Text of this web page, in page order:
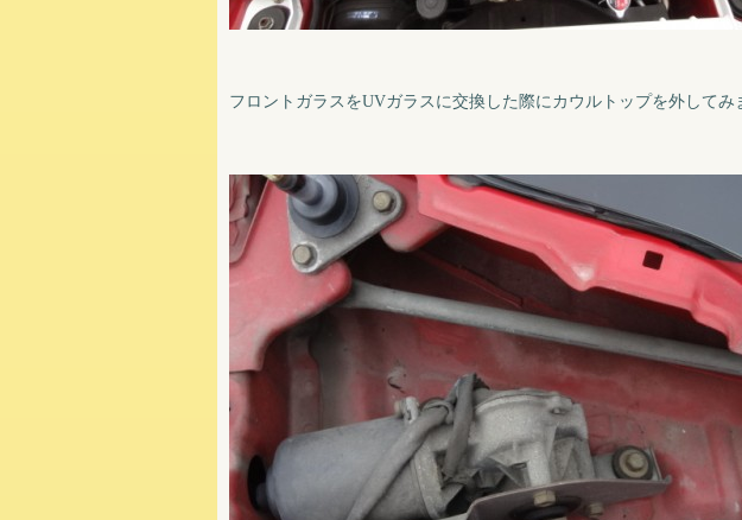
フロントガラスをUVガラスに交換した際にカウルトップを外してみ